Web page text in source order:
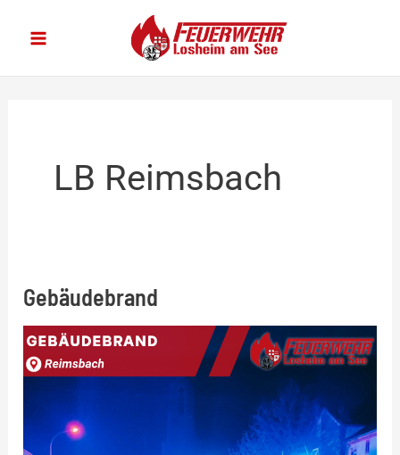
Inhalt
LB Reimsbach
Gebäudebrand
Gebäudebrand